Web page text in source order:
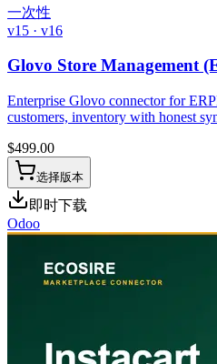
一次性
v15 · v16
Glovo Store Management
Enterprise Glovo connector for
customers, inventory with honest
$499.00
选择版本
即时下载
Odoo